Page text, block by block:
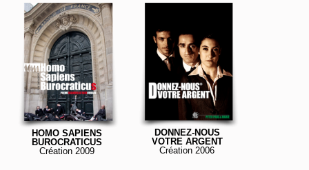
HOMO SAPIENS
BUROCRATICUS
Création 2009
DONNEZ-NOUS
VOTRE ARGENT
Création 2006